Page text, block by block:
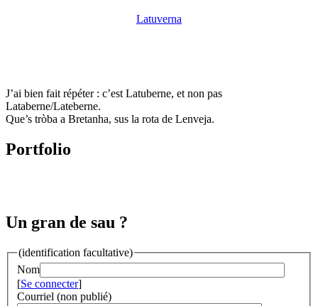
Latuverna
J’ai bien fait répéter : c’est Latuberne, et non pas
Lataberne/Lateberne.
Que’s tròba a Bretanha, sus la rota de Lenveja.
Portfolio
Un gran de sau ?
(identification facultative)
Nom
[Se connecter]
Courriel (non publié)